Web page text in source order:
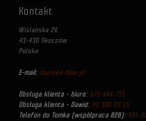
Kontakt
Wiślańska 26
43-430 Skoczów
Polska
E-mail: biuro@4-bike.pl
Obsługa klienta - biuro: 575 444 731
Obsługa klienta - Dawid: 33 300 33 15
Telefon do Tomka (współpraca B2B): 505